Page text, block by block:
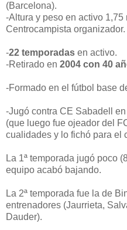
(Barcelona).
-Altura y peso en activo 1,75
Centrocampista organizador.
-22 temporadas en activo.
-Retirado en 2004 con 40
-Formado en el fútbol base
-Jugó contra CE Sabadell
(que luego fue ojeador del
cualidades y lo fichó para el
La 1ª temporada jugó poco
equipo acabó bajando.
La 2ª temporada fue la de
entrenadores (Jaurrieta,
Dauder).